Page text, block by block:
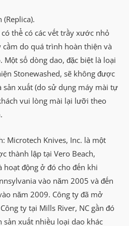
thể có các vết trầy xước nhỏ
do quá trình hoàn thiện và
Một số dòng dao, đặc biệt là loại
Stonewashed, sẽ không được
sản xuất (do sử dụng máy mài tự
vui lòng mài lại lưỡi theo
Microtech Knives, Inc. là một
thành lập tại Vero Beach,
động ở đó cho đến khi
vào năm 2005 và đến
năm 2009. Công ty đã mở
ty tại Mills River, NC gần đó
xuất nhiều loại dao khác